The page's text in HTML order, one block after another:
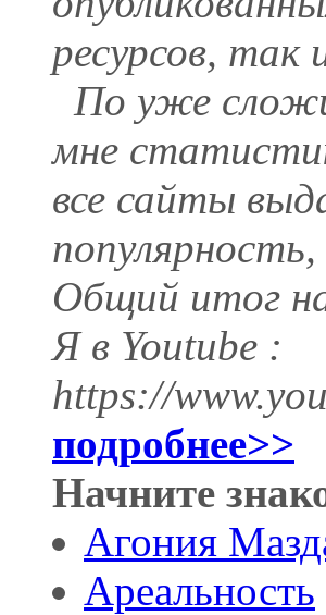
ресурсов, так
По уже
мне
все сайты
Общий итог
Я в Youtube :
https://
подробнее>>
Начните
Агония
Ареальность